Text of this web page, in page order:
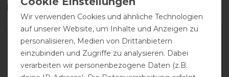
Das perfekte Zubehör für dich
Wir verwenden Cookies und ähnliche Technologien
auf unserer Website, um Inhalte und Anzeigen zu
personalisieren, Medien von Drittanbietern
einzubinden und Zugriffe zu analysieren. Dabei
verarbeiten wir personenbezogene Daten (z.B.